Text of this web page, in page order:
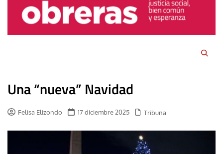
Una “nueva” Navidad
Felisa Elizondo 17 diciembre 2025 Tribuna